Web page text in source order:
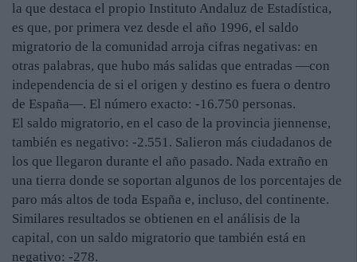
la que destaca el propio Instituto Andaluz de Estadística,
es que, por primera vez desde el año 1996, el saldo
migratorio de la comunidad arroja cifras negativas: en
otras palabras, que hubo más salidas que entradas —con
independencia de si el origen y destino es fuera o dentro
de España—. El número exacto: -16.750 personas.
El saldo migratorio, en el caso de la provincia jiennense,
también es negativo: -2.551. Salieron más ciudadanos de
los que llegaron durante el año pasado. Nada extraño en
una tierra donde se soportan algunos de los porcentajes de
paro más altos de toda España e, incluso, del continente.
Similares resultados se obtienen en el análisis de la
capital, con un saldo migratorio que también está en
negativo: -278.